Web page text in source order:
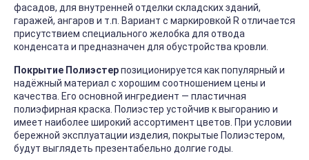
фасадов, для внутренней отделки складских зданий,
гаражей, ангаров и т.п. Вариант с маркировкой R отличается
присутствием специального желобка для отвода
конденсата и предназначен для обустройства кровли.
Покрытие Полиэстерпозиционируется как популярный и
надёжный материал с хорошим соотношением цены и
качества. Его основной ингредиент — пластичная
полиэфирная краска. Полиэстер устойчив к выгоранию и
имеет наиболее широкий ассортимент цветов. При условии
бережной эксплуатации изделия, покрытые Полиэстером,
будут выглядеть презентабельно долгие годы.